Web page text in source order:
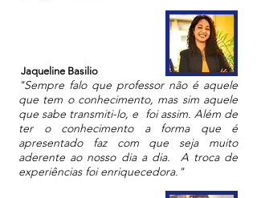
Jaqueline Basilio
"Sempre falo que professor não é aquele
que tem o conhecimento, mas sim aquele
que sabe transmiti-lo, e foi assim. Além de
ter o conhecimento a forma que é
apresentado faz com que seja muito
aderente ao nosso dia a dia. A troca de
experiências foi enriquecedora."